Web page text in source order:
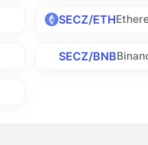
SECZ/ETH
SECZ/BNB